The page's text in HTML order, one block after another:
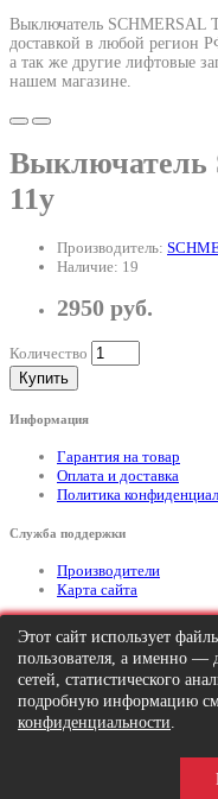
Выключатель SCHMERSAL
доставкой в любой регион
а так же другие лифтовые
нашем магазине.
Выключатель
11y
Производитель:
Наличие: 19
2950 руб.
Количество
Купить
Информация
Гарантия на товар
Оплата и доставка
Политика
Служба поддержки
Производители
Карта сайта
Дополнительно
Тел: +7 (495) 646-82-95
Вся информация и цены на
информационный характер и
Этот сайт использует
пользователя, а именно —
сетей, статистического
подробную информацию
конфиденциальности.